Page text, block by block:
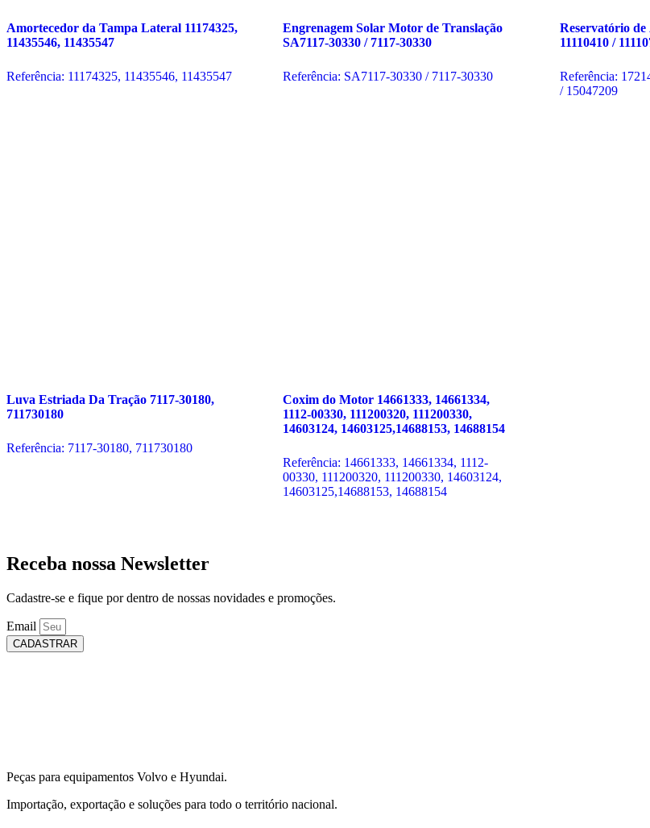
Amortecedor da Tampa Lateral 11174325,
11435546, 11435547
Referência: 11174325, 11435546, 11435547
Engrenagem Solar Motor de Translação
SA7117-30330 / 7117-30330
Referência: SA7117-30330 / 7117-30330
Reservatório
11110410 /
Referência:
/ 15047209
Luva Estriada Da Tração 7117-30180,
711730180
Referência: 7117-30180, 711730180
Coxim do Motor 14661333, 14661334,
1112-00330, 111200320, 111200330,
14603124, 14603125,14688153, 14688154
Referência: 14661333, 14661334, 1112-
00330, 111200320, 111200330, 14603124,
14603125,14688153, 14688154
Receba nossa Newsletter
Cadastre-se e fique por dentro de nossas novidades e promoções.
Email
CADASTRAR
Peças para equipamentos Volvo e Hyundai.
Importação, exportação e soluções para todo o território nacional.